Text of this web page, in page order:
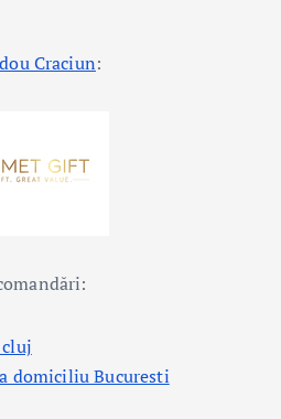
Craciun:
domiciliu Bucuresti